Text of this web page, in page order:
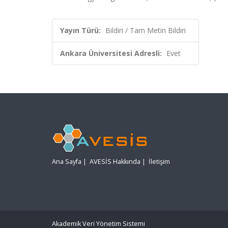
Yayın Türü: Bildiri / Tam Metin Bildiri
Ankara Üniversitesi Adresli: Evet
Ana Sayfa | AVESİS Hakkında | İletişim
Akademik Veri Yönetim Sistemi